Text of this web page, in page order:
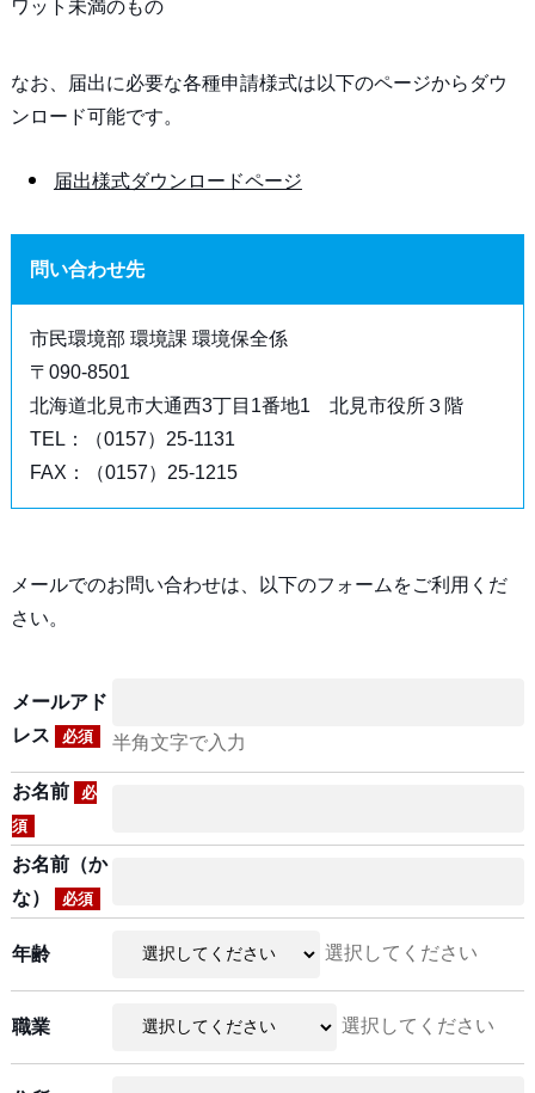
ワット未満のもの
なお、届出に必要な各種申請様式は以下のページからダウ
ンロード可能です。
届出様式ダウンロードページ
問い合わせ先
市民環境部 環境課 環境保全係
〒090-8501
北海道北見市大通西3丁目1番地1 北見市役所３階
TEL：（0157）25-1131
FAX：（0157）25-1215
メールでのお問い合わせは、以下のフォームをご利用くだ
さい。
メールアド
レス
必須 半角文字で入力
お名前
必
須
お名前（か
な）
必須
年齢 選択してください
職業 選択してください